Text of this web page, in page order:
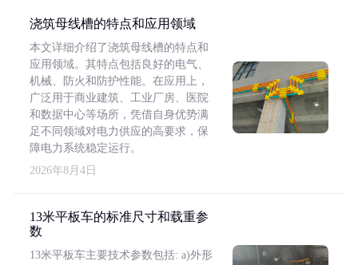
浇筑母线槽的特点和应用领域
本文详细介绍了浇筑母线槽的特点和
应用领域。其特点包括良好的电气、
机械、防火和防护性能。在应用上，
广泛用于商业建筑、工业厂房、医院
和数据中心等场所，凭借自身优势满
足不同领域对电力供应的高要求，保
障电力系统稳定运行。
2026年8月4日
13米平板车的标准尺寸和载重参
数
13米平板车主要技术参数包括: a)外形